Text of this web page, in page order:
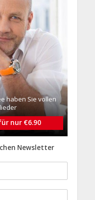
haben Sie vollen
nur €6.90
Newsletter